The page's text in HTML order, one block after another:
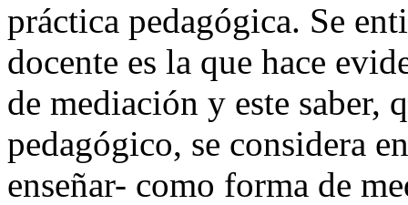
práctica pedagógica. Se
docente es la que hace
de mediación y este saber,
pedagógico, se considera
enseñar- como forma de